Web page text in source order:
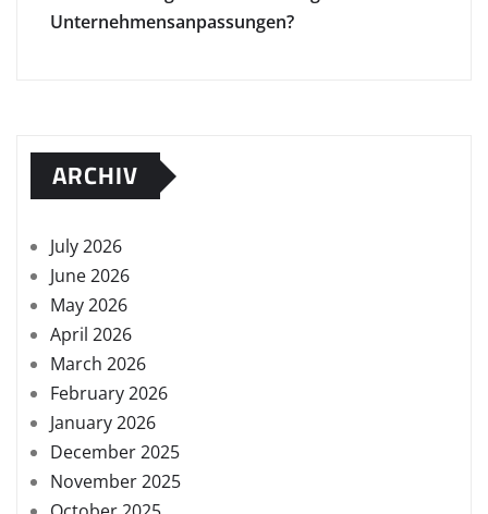
Unternehmensanpassungen?
ARCHIV
July 2026
June 2026
May 2026
April 2026
March 2026
February 2026
January 2026
December 2025
November 2025